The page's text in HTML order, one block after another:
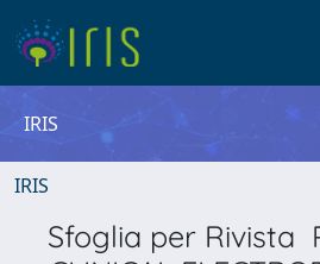
IRIS
IRIS
Sfoglia per Rivista